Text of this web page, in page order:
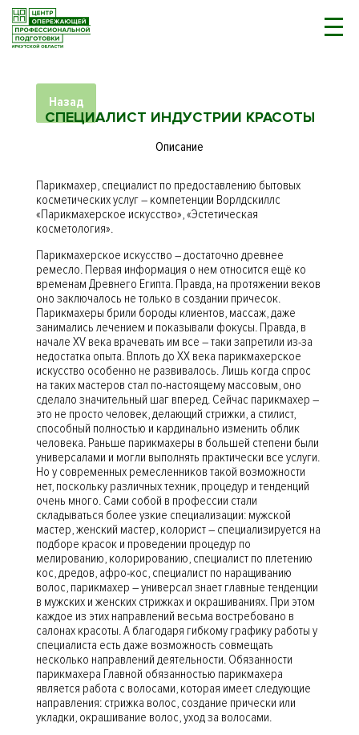
Назад
СПЕЦИАЛИСТ ИНДУСТРИИ КРАСОТЫ
Описание
Парикмахер, специалист по предоставлению бытовых
косметических услуг – компетенции Ворлдскиллс
«Парикмахерское искусство», «Эстетическая
косметология».
Парикмахерское искусство – достаточно древнее
ремесло. Первая информация о нем относится ещё ко
временам Древнего Египта. Правда, на протяжении веков
оно заключалось не только в создании причесок.
Парикмахеры брили бороды клиентов, массаж, даже
занимались лечением и показывали фокусы. Правда, в
начале XV века врачевать им все – таки запретили из-за
недостатка опыта. Вплоть до XX века парикмахерское
искусство особенно не развивалось. Лишь когда спрос
на таких мастеров стал по-настоящему массовым, оно
сделало значительный шаг вперед. Сейчас парикмахер –
это не просто человек, делающий стрижки, а стилист,
способный полностью и кардинально изменить облик
человека. Раньше парикмахеры в большей степени были
универсалами и могли выполнять практически все услуги.
Но у современных ремесленников такой возможности
нет, поскольку различных техник, процедур и тенденций
очень много. Сами собой в профессии стали
складываться более узкие специализации: мужской
мастер, женский мастер, колорист – специализируется на
подборе красок и проведении процедур по
мелированию, колорированию, специалист по плетению
кос, дредов, афро-кос, специалист по наращиванию
волос, парикмахер – универсал знает главные тенденции
в мужских и женских стрижках и окрашиваниях. При этом
каждое из этих направлений весьма востребовано в
салонах красоты. А благодаря гибкому графику работы у
специалиста есть даже возможность совмещать
несколько направлений деятельности. Обязанности
парикмахера Главной обязанностью парикмахера
является работа с волосами, которая имеет следующие
направления: стрижка волос, создание прически или
укладки, окрашивание волос, уход за волосами.